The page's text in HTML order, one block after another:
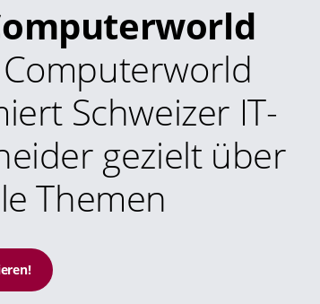
Schweizer IT-
gezielt über
Themen